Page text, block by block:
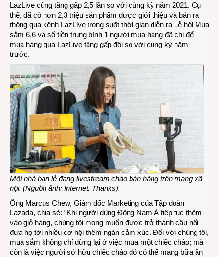
LazLive cũng tăng gấp 2,5 lần so với cùng kỳ năm 2021. Cụ
thể, đã có hơn 2,3 triệu sản phẩm được giới thiệu và bán ra
thông qua kênh LazLive trong suốt thời gian diễn ra Lễ hội Mua
sắm 6.6 và số tiền trung bình 1 người mua hàng đã chi để
mua hàng qua LazLive tăng gấp đôi so với cùng kỳ năm
trước.
Một nhà bán lẻ đang livestream chào bán hàng trên mạng xã
hội. (Nguồn ảnh: Internet. Thanks).
Ông Marcus Chew, Giám đốc Marketing của Tập đoàn
Lazada, chia sẻ: “Khi người dùng Đông Nam Á tiếp tục thêm
vào giỏ hàng, chúng tôi mong muốn được trở thành cầu nối
đưa họ tới nhiều cơ hội thêm ngàn cảm xúc. Đối với chúng tôi,
mua sắm không chỉ dừng lại ở việc mua một chiếc chảo; mà
còn là việc người sở hữu chiếc chảo đó có thể mang bữa ăn